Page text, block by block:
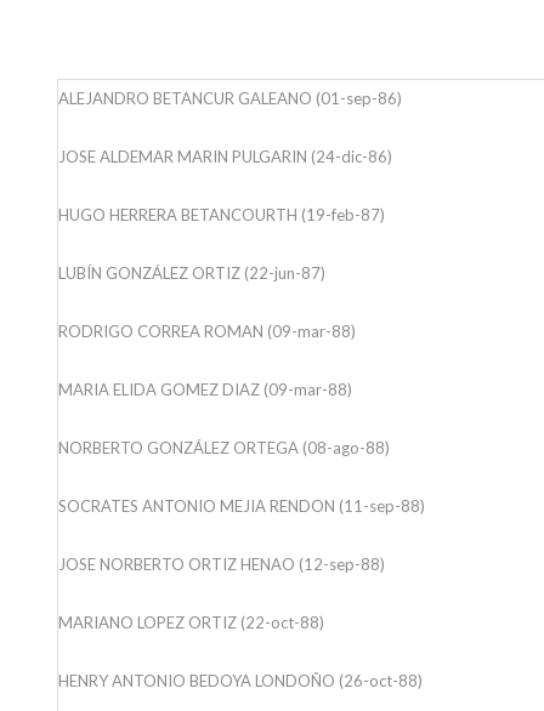
ALEJANDRO BETANCUR GALEANO (01-sep-86)
JOSE ALDEMAR MARIN PULGARIN (24-dic-86)
HUGO HERRERA BETANCOURTH (19-feb-87)
LUBÍN GONZÁLEZ ORTIZ (22-jun-87)
RODRIGO CORREA ROMAN (09-mar-88)
MARIA ELIDA GOMEZ DIAZ (09-mar-88)
NORBERTO GONZÁLEZ ORTEGA (08-ago-88)
SOCRATES ANTONIO MEJIA RENDON (11-sep-88)
JOSE NORBERTO ORTIZ HENAO (12-sep-88)
MARIANO LOPEZ ORTIZ (22-oct-88)
HENRY ANTONIO BEDOYA LONDOÑO (26-oct-88)